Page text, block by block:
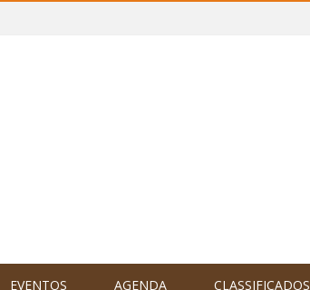
EVENTOS AGENDA CLASSIFICADOS